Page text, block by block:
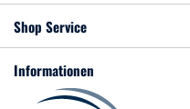
Shop Service
Informationen